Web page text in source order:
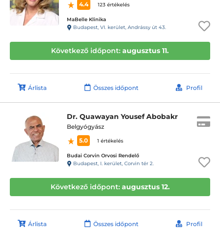
4.4
123 értékelés
MaBelle Klinika
Budapest, VI. kerület, Andrássy út 43.
Következő időpont: augusztus 11.
Árlista Összes időpont Profil
Dr. Quawayan Yousef Abobakr
Belgyógyász
5.0
1 értékelés
Budai Corvin Orvosi Rendelő
Budapest, I. kerület, Corvin tér 2.
Következő időpont: augusztus 12.
Árlista Összes időpont Profil